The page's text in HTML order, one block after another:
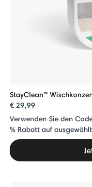
StayClean™
€ 29,99
Verwenden Sie den
% Rabatt auf